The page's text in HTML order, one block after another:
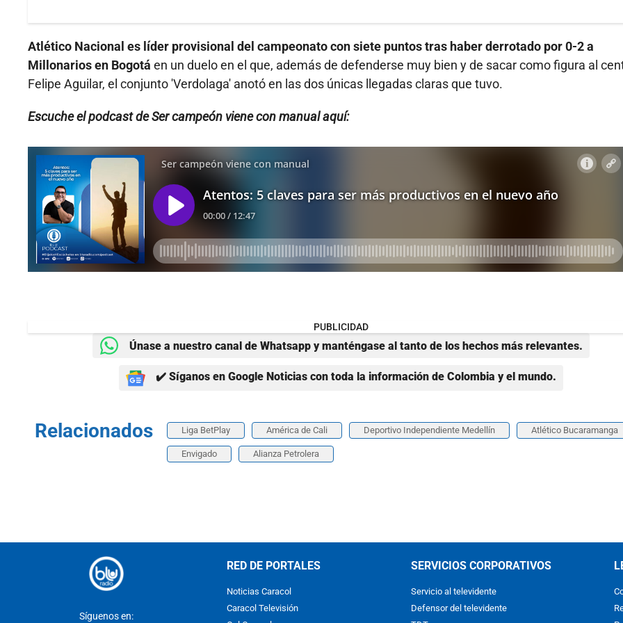
Atlético Nacional es líder provisional del campeonato con siete puntos tras haber derrotado por 0-2 a
Millonarios en Bogotá en un duelo en el que, además de defenderse muy bien y de sacar como figura al
Felipe Aguilar, el conjunto 'Verdolaga' anotó en las dos únicas llegadas claras que tuvo.
Escuche el podcast de Ser campeón viene con manual aquí:
PUBLICIDAD
Únase a nuestro canal de Whatsapp y manténgase al tanto de los hechos más relevantes.
✔️ Síganos en Google Noticias con toda la información de Colombia y el mundo.
Relacionados Liga BetPlay América de Cali Deportivo Independiente Medellín Atlético Bucaramanga
Envigado Alianza Petrolera
Síguenos en:
RED DE PORTALES
Noticias Caracol
Caracol Televisión
SERVICIOS CORPORATIVOS
Servicio al televidente
Defensor del televidente